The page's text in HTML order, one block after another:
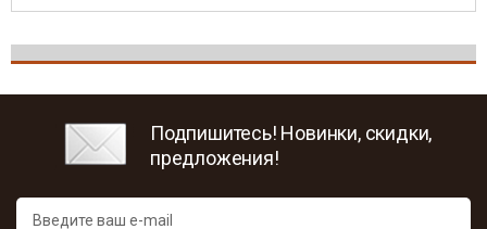
Подпишитесь! Новинки, скидки,
предложения!